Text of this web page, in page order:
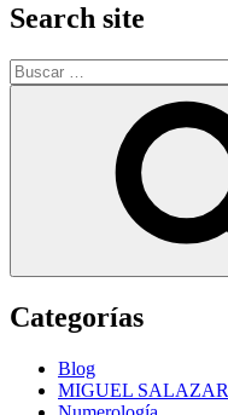
Search site
Buscar
por:
Categorías
Blog
MIGUEL SALAZAR